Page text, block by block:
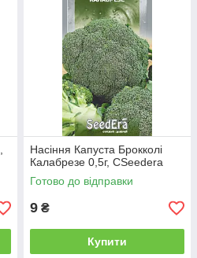
Насіння Капуста Брокколі
Калабрезе 0,5г, СSeedera
Готово до відправки
9 ₴
Купити